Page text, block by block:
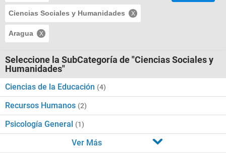
Ciencias Sociales y Humanidades
Aragua
Seleccione la SubCategoría de "Ciencias Sociales y
Humanidades"
Ciencias de la Educación (4)
Recursos Humanos (2)
Psicología General (1)
Ver Más